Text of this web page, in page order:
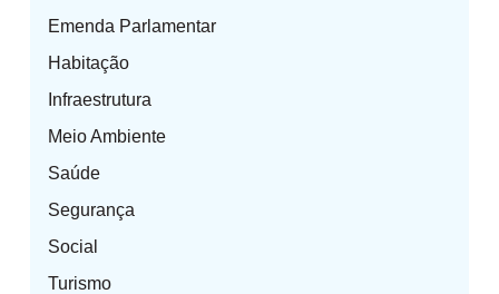
Emenda Parlamentar
Habitação
Infraestrutura
Meio Ambiente
Saúde
Segurança
Social
Turismo